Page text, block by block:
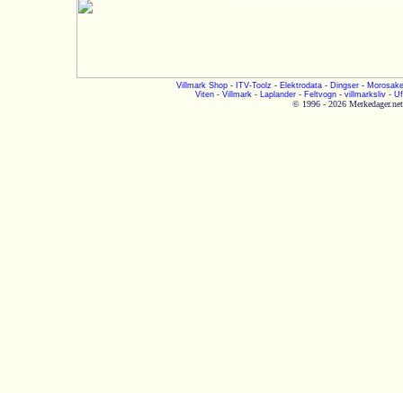
Villmark Shop- ITV-Toolz - Elektrodata- Dingser-
Viten - Villmark - Laplander - Feltvogn - villmarksliv -
© 1996 - 2026 Merkedager.net